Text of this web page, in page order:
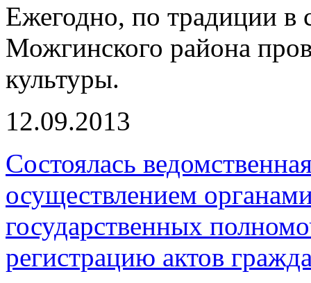
Ежегодно, по традиции в
Можгинского района
культуры.
12.09.2013
Состоялась
осуществлением
государственных
регистрацию актов